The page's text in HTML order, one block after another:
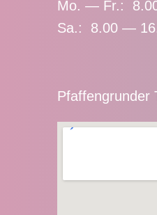
Mo. — Fr.:
Sa.: 8.00 —
Pfaffengrunder